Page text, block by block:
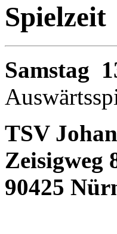
Spielzeit
Samstag
TSV
Zeisigweg
90425